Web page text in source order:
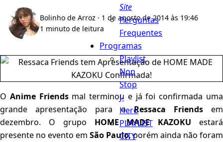
Site
Perguntas
Frequentes
Programas
Playlist
Non
Stop
J-
Hero
PLAYLIST
CITY
Bolinho de Arroz · 1 de agosto de 2014 às 19:46
1 minuto de leitura
O Anime Friendsmal terminou e já foi confirmada uma
grande apresentação para oRessaca Friendsem
dezembro. O grupo HOME MADE KAZOKU estará
presente no evento em São Paulo, porém ainda não foram